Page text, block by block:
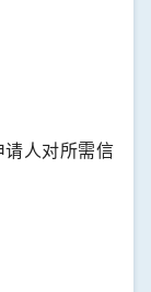
人对所需信